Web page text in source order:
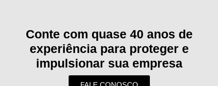
Conte com quase 40 anos de
experiência para proteger e
impulsionar sua empresa